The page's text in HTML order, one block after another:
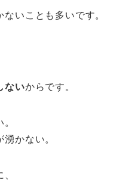
いことも多いです。
ないからです。
かない。